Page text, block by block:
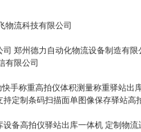
物流科技有限公司
郑州德力自动化物流设备制造有限
有限公司
定制物流